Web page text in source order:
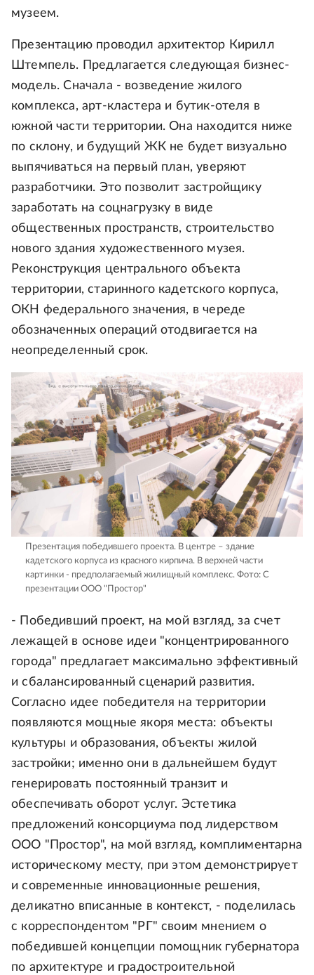
музеем.
Презентацию проводил архитектор Кирилл
Штемпель. Предлагается следующая бизнес-
модель. Сначала - возведение жилого
комплекса, арт-кластера и бутик-отеля в
южной части территории. Она находится ниже
по склону, и будущий ЖК не будет визуально
выпячиваться на первый план, уверяют
разработчики. Это позволит застройщику
заработать на соцнагрузку в виде
общественных пространств, строительство
нового здания художественного музея.
Реконструкция центрального объекта
территории, старинного кадетского корпуса,
ОКН федерального значения, в череде
обозначенных операций отодвигается на
неопределенный срок.
Презентация победившего проекта. В центре – здание
кадетского корпуса из красного кирпича. В верхней части
картинки - предполагаемый жилищный комплекс. Фото: С
презентации ООО "Простор"
- Победивший проект, на мой взгляд, за счет
лежащей в основе идеи "концентрированного
города" предлагает максимально эффективный
и сбалансированный сценарий развития.
Согласно идее победителя на территории
появляются мощные якоря места: объекты
культуры и образования, объекты жилой
застройки; именно они в дальнейшем будут
генерировать постоянный транзит и
обеспечивать оборот услуг. Эстетика
предложений консорциума под лидерством
ООО "Простор", на мой взгляд, комплиментарна
историческому месту, при этом демонстрирует
и современные инновационные решения,
деликатно вписанные в контекст, - поделилась
с корреспондентом "РГ" своим мнением о
победившей концепции помощник губернатора
по архитектуре и градостроительной